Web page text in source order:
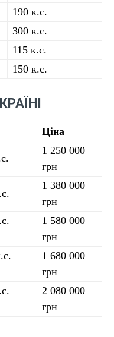
190 к.с.
300 к.с.
115 к.с.
150 к.с.
Ціна
1 250 000
грн
1 380 000
грн
1 580 000
грн
1 680 000
грн
2 080 000
грн